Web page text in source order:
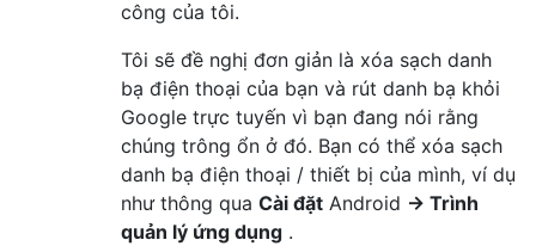
công của tôi.
Tôi sẽ đề nghị đơn giản là xóa sạch danh
bạ điện thoại của bạn và rút danh bạ khỏi
Google trực tuyến vì bạn đang nói rằng
chúng trông ổn ở đó. Bạn có thể xóa sạch
danh bạ điện thoại / thiết bị của mình, ví dụ
như thông qua Cài đặt Android → Trình
quản lý ứng dụng .